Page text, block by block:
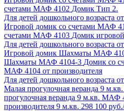
счетами МАФ 4102 Домик Тип 2.
Для детей дошкольного возраста
Игровой домик со счетами МАФ
счетами МАФ 4103 Домик
Для детей дошкольного возраста
Игровой домик Шахматы МАФ
Шахматы МАФ 4104-3 Домик со
МАФ 4104 от производителя
Для детей дошкольного возраста
Малая прогулочная веранда 9
прогулочная веранда 9 м.кв. МАФ
производителя 9 м.кв. 298 100